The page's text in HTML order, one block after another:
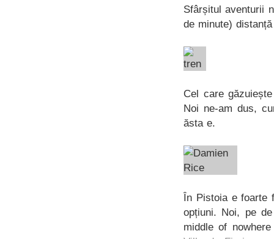
Sfârșitul aventurii
de minute)
Cel care
Noi ne-am dus,
ăsta e.
În Pistoia e foarte
opțiuni. Noi, pe
middle of